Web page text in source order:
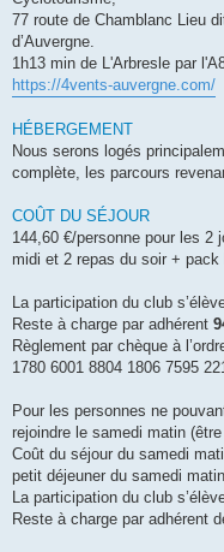
77 route de Chamblanc Lieu
d’Auvergne.
1h13 min de L'Arbresle par
https://4vents-auvergne.com/
HÉBERGEMENT
Nous serons logés
complète, les parcours
COÛT DU SÉJOUR
144,60 €/personne pour les 2
midi et 2 repas du soir +
La participation du club
Reste à charge par adhérent
Règlement par chèque à
1780 6001 8804 1806 7595
Pour les personnes ne
rejoindre le samedi matin
Coût du séjour du samedi
petit déjeuner du samedi
La participation du club
Reste à charge par adhérent